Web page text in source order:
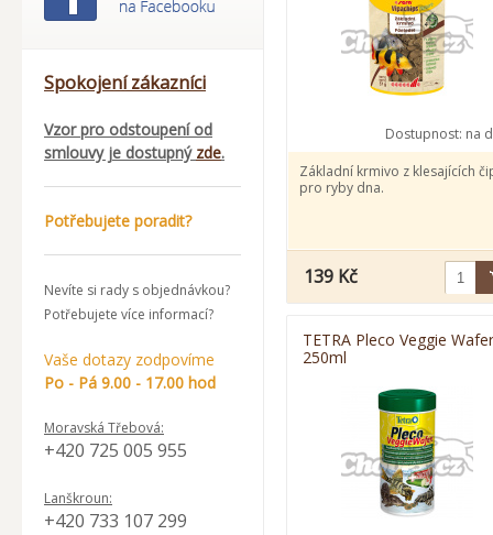
Spokojení zákazníci
Vzor pro odstoupení od
smlouvy je dostupný zde.
Potřebujete poradit?
Nevíte si rady s objednávkou?
Potřebujete více informací?
Vaše dotazy zodpovíme
Po - Pá 9.00 - 17.00 hod
Moravská Třebová:
+420 725 005 955
Lanškroun:
+420 733 107 299
Dostupnost: na
Základní krmivo z klesajících
pro ryby dna.
139 Kč
TETRA Pleco Veggie Wafer
250ml